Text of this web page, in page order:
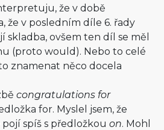
že v době
že v posledním díle 6. řady
skladba, ovšem ten díl se měl
(proto would). Nebo to celé
znamenat něco docela
congratulations for
for. Myslel jsem, že
spíš s předložkou on. Mohl